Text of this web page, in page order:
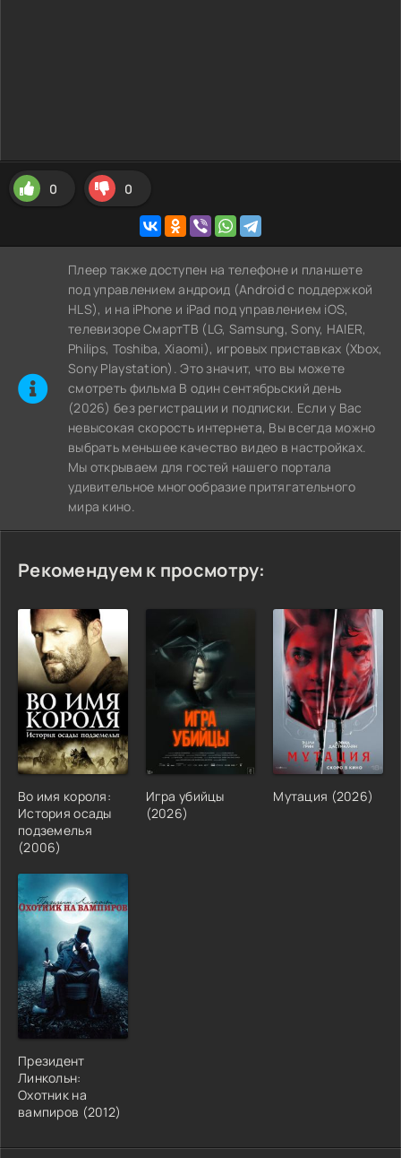
0 0
Плеер также доступен на телефоне и планшете
под управлением андроид (Android с поддержкой
HLS), и на iPhone и iPad под управлением iOS,
телевизоре СмартТВ (LG, Samsung, Sony, HAIER,
Philips, Toshiba, Xiaomi), игровых приставках (Xbox,
Sony Playstation). Это значит, что вы можете
cмотреть фильма В один сентябрьский день
(2026) без регистрации и подписки. Если у Вас
невысокая скорость интернета, Вы всегда можно
выбрать меньшее качество видео в настройках.
Мы открываем для гостей нашего портала
удивительное многообразие притягательного
мира кино.
Рекомендуем к просмотру:
Во имя короля:
История осады
подземелья
(2006)
Игра убийцы
(2026)
Мутация (2026)
Президент
Линкольн:
Охотник на
вампиров (2012)